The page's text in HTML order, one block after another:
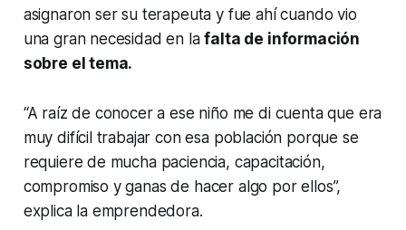
asignaron ser su terapeuta y fue ahí cuando vio
una gran necesidad en lafalta de información
sobre el tema.
“A raíz de conocer a ese niño me di cuenta que era
muy difícil trabajar con esa población porque se
requiere de mucha paciencia, capacitación,
compromiso y ganas de hacer algo por ellos”,
explica la emprendedora.